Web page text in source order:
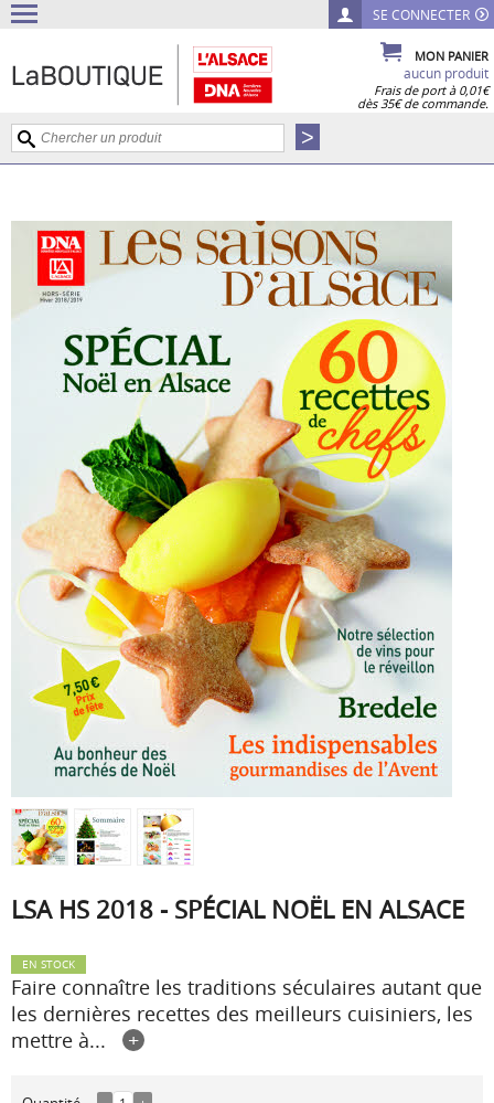
SE CONNECTER
MON PANIER
aucun produit
Frais de port à 0,01€
dès 35€ de commande.
LSA HS 2018 - SPÉCIAL NOËL EN ALSACE
EN STOCK
Faire connaître les traditions séculaires autant que
les dernières recettes des meilleurs cuisiniers, les
mettre à...
+